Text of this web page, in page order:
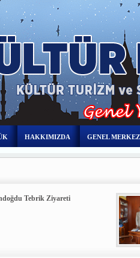
HAKKIMIZDA GENEL
Tebrik Ziyareti